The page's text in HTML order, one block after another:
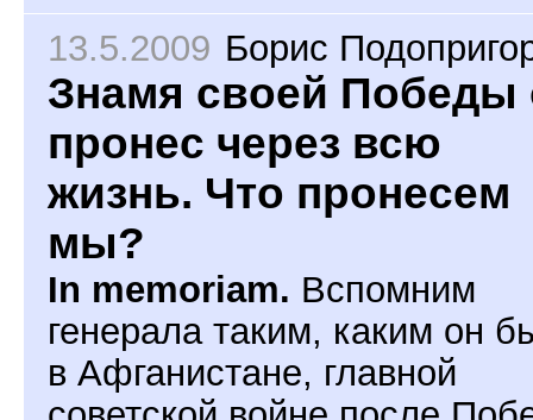
13.5.2009 Борис
Знамя своей Победы
пронес через всю
жизнь. Что пронесем
мы?
In memoriam. Вспомним
генерала таким, каким он
в Афганистане, главной